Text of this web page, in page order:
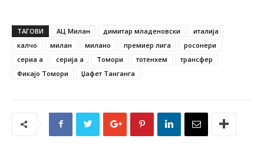
ТАГОВИ АЦ Милан димитар младеновски
италија
калчо
милан милано премиер лига
росонери
сериа а
серија а Томори тотенхем
трансфер
Фикајо Томори
Џафет Танганга